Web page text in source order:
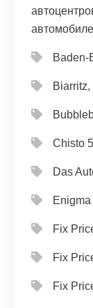
Baden-
Chisto
Das
Fix
Fix
Fix